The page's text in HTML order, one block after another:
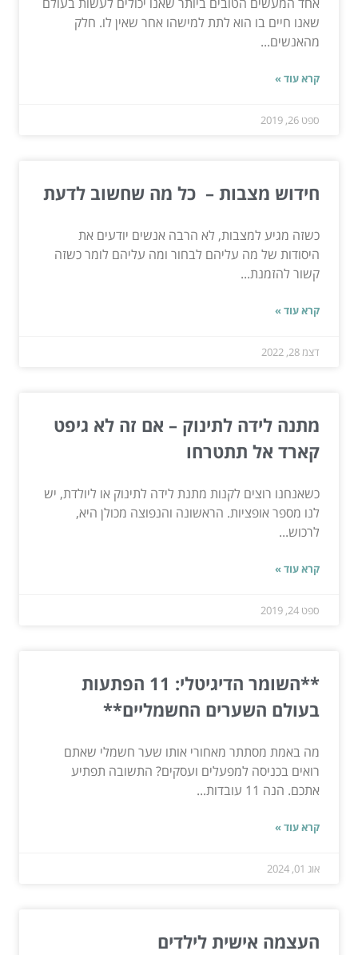
שאנו חיים בו הוא לתת למישהו אחר שאין לו. חלק
מהאנשים...
קרא עוד »
ספט 26, 2019
חידוש מצבות – כל מה שחשוב לדעת
כשזה מגיע למצבות, לא הרבה אנשים יודעים את
היסודות של מה עליהם לבחור ומה עליהם לומר כשזה
קשור להזמנת...
קרא עוד »
דצמ 28, 2022
מתנה לידה לתינוק – אם זה לא גיפט
קארד אל תתטרחו
כשאנחנו רוצים לקנות מתנת לידה לתינוק או ליולדת, יש
לנו מספר אופציות. הראשונה והנפוצה מכולן היא,
לרכוש...
קרא עוד »
ספט 24, 2019
**השומר הדיגיטלי: 11 הפתעות
בעולם השערים החשמליים**
מה באמת מסתתר מאחורי אותו שער חשמלי שאתם
רואים בכניסה למפעלים ועסקים? התשובה תפתיע
אתכם. הנה 11 עובדות...
קרא עוד »
אוג 01, 2024
העצמה אישית לילדים